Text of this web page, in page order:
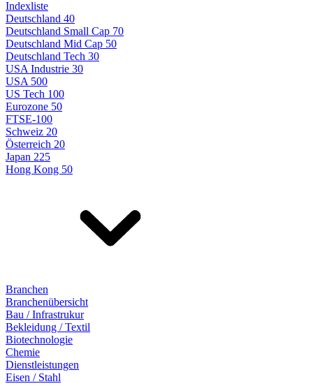
Indexliste
Deutschland 40
Deutschland Small Cap 70
Deutschland Mid Cap 50
Deutschland Tech 30
USA Industrie 30
USA 500
US Tech 100
Eurozone 50
FTSE-100
Schweiz 20
Österreich 20
Japan 225
Hong Kong 50
Branchen
Branchenübersicht
Bau / Infrastrukur
Bekleidung / Textil
Biotechnologie
Chemie
Dienstleistungen
Eisen / Stahl